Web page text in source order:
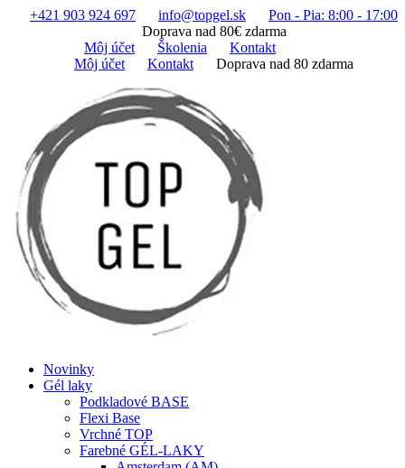
Preskočiť
+421 903 924 697 info@topgel.sk
Pon - Pia: 8:00 - 17:00
Doprava nad 80€ zdarma
Môj účet
Školenia
Kontakt
Môj účet
Kontakt Doprava nad 80 zdarma
Novinky
Gél laky
Podkladové BASE
Flexi Base
Vrchné TOP
Farebné GÉL-LAKY